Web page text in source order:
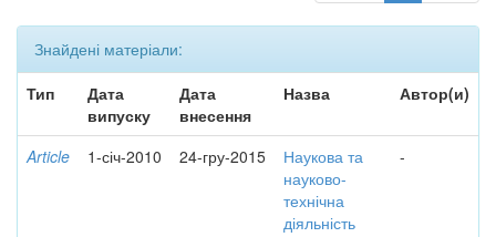
Знайдені матеріали:
Тип
Дата
випуску
Дата
внесення
Назва Автор(и)
Article 1-січ-2010 24-гру-2015
Наукова та
науково-
технічна
діяльність
-